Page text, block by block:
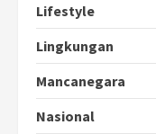
Lifestyle
Lingkungan
Mancanegara
Nasional